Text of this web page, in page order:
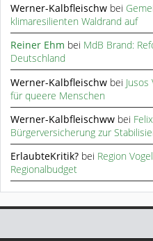
Werner-Kalbfleischw bei
klimaresilienten Waldrand auf
Reiner Ehm bei MdB Brand:
Deutschland
Werner-Kalbfleischw bei
für queere Menschen
Werner-Kalbfleischww bei
Bürgerversicherung zur
ErlaubteKritik? bei Region
Regionalbudget